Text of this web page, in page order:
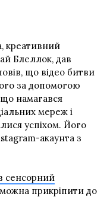
креативний
Блеллок, дав
що відео битви
за допомогою
що намагався
мереж і
успіхом. Його
акаунта з
сенсорний
прикріпити до